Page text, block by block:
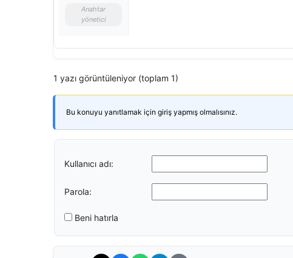
Anahtar
yönetici
1 yazı görüntüleniyor (toplam 1)
Bu konuyu yanıtlamak için giriş yapmış olmalısınız.
Kullanıcı adı:
Parola:
Beni hatırla